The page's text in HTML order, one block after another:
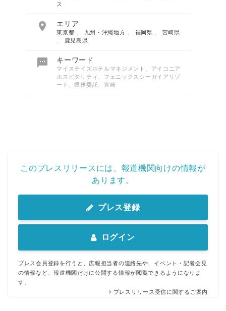
ス
 エリア
東京都 九州・沖縄地方 福岡県
宮崎県
鹿児島県
 キーワード
マイステイズホテルマネジメント、アイコニア
ホスピタリティ、フェニックスシーガイアリゾ
ート、業務委託、宮崎
このプレスリリースには、報道機関向けの情報が
あります。
プレス登録
ログイン
プレス会員登録を行うと、広報担当者の連絡先や、イベント・記者会見
の情報など、報道機関だけに公開する情報が閲覧できるようになりま
す。
プレスリリース受信に関するご案内